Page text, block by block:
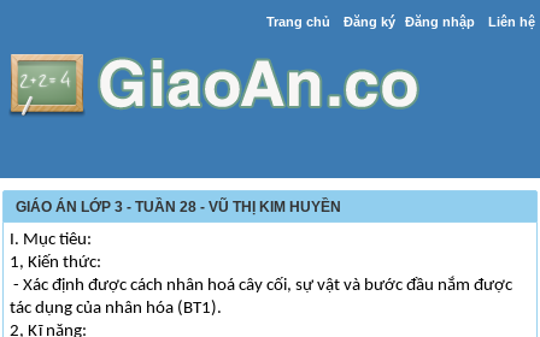
Trang chủ Đăng ký Đăng nhập Liên hệ
GIÁO ÁN LỚP 3 - TUẦN 28 - VŨ THỊ KIM HUYỀN
I. Mục tiêu:
1, Kiến thức:
- Xác định được cách nhân hoá cây cối, sự vật và bước đầu nắm được
tác dụng của nhân hóa (BT1).
2, Kĩ năng: